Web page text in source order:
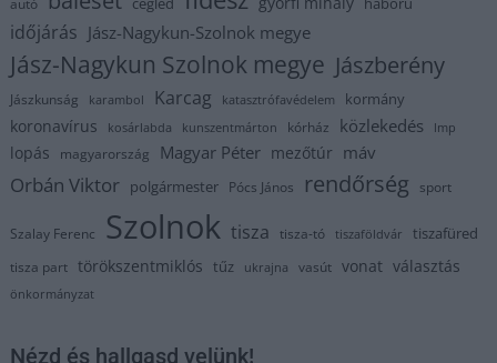
autó
időjárás Jász-Nagykun-Szolnok megye
Jász-Nagykun Szolnok megye Jászberény
Jászkunság karambol Karcag katasztrófavédelem kormány
koronavírus kosárlabda kunszentmárton kórház közlekedés lmp
lopás magyarország Magyar Péter mezőtúr máv
Orbán Viktor polgármester Pócs János rendőrség sport
Szalay Ferenc Szolnok tisza tisza-tó tiszaföldvár tiszafüred
tisza part törökszentmiklós tűz ukrajna vasút vonat választás
önkormányzat
Nézd és hallgasd velünk!